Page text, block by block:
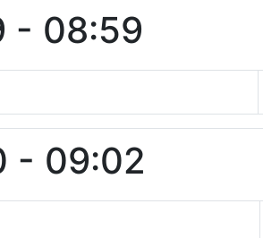
- 08:59
- 09:02